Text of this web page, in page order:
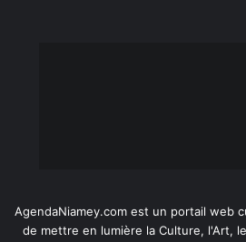
AgendaNiamey.com est un portail web
de mettre en lumière la Culture, l'Art,